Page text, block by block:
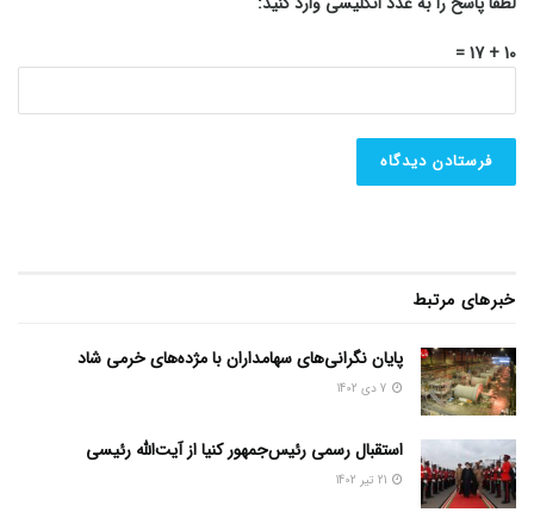
10 + 17 =
خبرهای مرتبط
پایان نگرانی‌های سهامداران با مژده‌های خرمی شاد
استقبال رسمی رئیس‌جمهور کنیا از آیت‌الله رئیسی